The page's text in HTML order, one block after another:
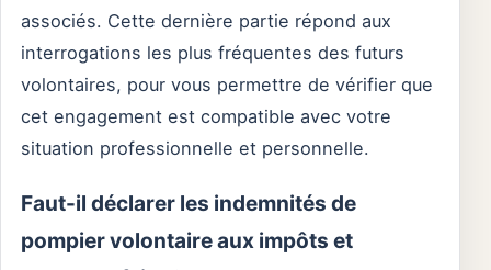
associés. Cette dernière partie répond aux
interrogations les plus fréquentes des futurs
volontaires, pour vous permettre de vérifier que
cet engagement est compatible avec votre
situation professionnelle et personnelle.
Faut-il déclarer les indemnités de
pompier volontaire aux impôts et